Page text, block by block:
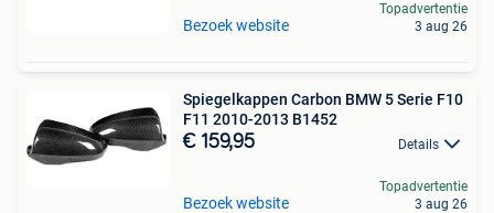
Bezoek website
Topadvertentie
3 aug 26
Spiegelkappen Carbon BMW 5 Serie F10
F11 2010-2013 B1452
€ 159,95 Details
Bezoek website
Topadvertentie
3 aug 26